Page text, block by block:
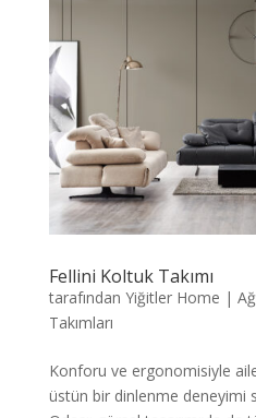
Fellini Koltuk Takımı
tarafından Yiğitler Home |
Takımları
Konforu ve ergonomisiyle
üstün bir dinlenme deneyimi